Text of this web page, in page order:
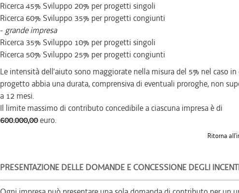
Ricerca 45% Sviluppo 20% per progetti singoli
Ricerca 60% Sviluppo 35% per progetti congiunti
- grande impresa
Ricerca 35% Sviluppo 10% per progetti singoli
Ricerca 50% Sviluppo 25% per progetti congiunti
Le intensità dell’aiuto sono maggiorate nella misura del 5% nel caso in
progetto abbia una durata, comprensiva di eventuali proroghe, non
a 12 mesi.
Il limite massimo di contributo concedibile a ciascuna impresa è di
600.000,00euro.
Ritorna
PRESENTAZIONE DELLE DOMANDE E CONCESSIONE DEGLI